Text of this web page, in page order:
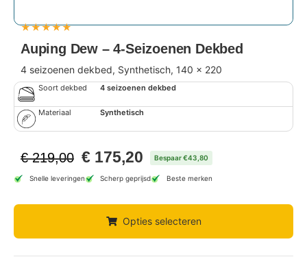
★★★★★
Auping Dew – 4-Seizoenen Dekbed
4 seizoenen dekbed, Synthetisch, 140 x 220
Soort dekbed 4 seizoenen dekbed
Materiaal Synthetisch
€219,00 € 175,20 Bespaar €43,80
Snelle leveringen Scherp geprijsd Beste merken
Opties selecteren